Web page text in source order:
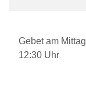
Gebet am
12:30 Uhr